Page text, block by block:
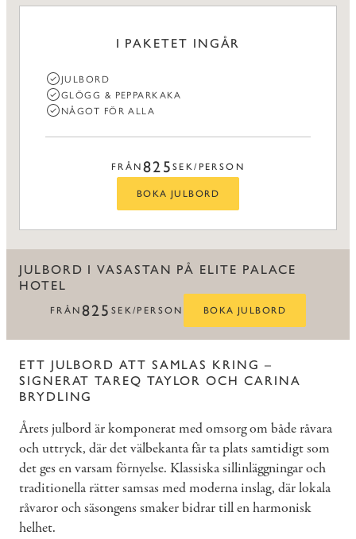
I PAKETET INGÅR
JULBORD
GLÖGG & PEPPARKAKA
NÅGOT FÖR ALLA
FRÅN 825 SEK/PERSON
BOKA JULBORD
JULBORD I VASASTAN PÅ ELITE PALACE
HOTEL
FRÅN 825 SEK/PERSON BOKA JULBORD
ETT JULBORD ATT SAMLAS KRING –
SIGNERAT TAREQ TAYLOR OCH CARINA
BRYDLING
Årets julbord är komponerat med omsorg om både råvara
och uttryck, där det välbekanta får ta plats samtidigt som
det ges en varsam förnyelse. Klassiska sillinläggningar och
traditionella rätter samsas med moderna inslag, där lokala
råvaror och säsongens smaker bidrar till en harmonisk
helhet.